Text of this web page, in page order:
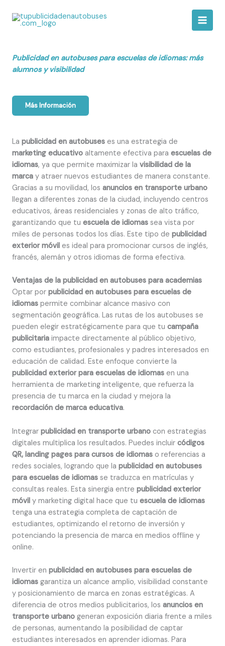
contenido
Publicidad en autobuses para escuelas de idiomas: más
alumnos y visibilidad
Más Información
La publicidad en autobuses es una estrategia de
marketing educativo altamente efectiva para escuelas de
idiomas, ya que permite maximizar la visibilidad de la
marca y atraer nuevos estudiantes de manera constante.
Gracias a su movilidad, los anuncios en transporte urbano
llegan a diferentes zonas de la ciudad, incluyendo centros
educativos, áreas residenciales y zonas de alto tráfico,
garantizando que tu escuela de idiomas sea vista por
miles de personas todos los días. Este tipo de publicidad
exterior móvil es ideal para promocionar cursos de inglés,
francés, alemán y otros idiomas de forma efectiva.
Ventajas de la publicidad en autobuses para academias
Optar por publicidad en autobuses para escuelas de
idiomas permite combinar alcance masivo con
segmentación geográfica. Las rutas de los autobuses se
pueden elegir estratégicamente para que tu campaña
publicitaria impacte directamente al público objetivo,
como estudiantes, profesionales y padres interesados en
educación de calidad. Este enfoque convierte la
publicidad exterior para escuelas de idiomas en una
herramienta de marketing inteligente, que refuerza la
presencia de tu marca en la ciudad y mejora la
recordación de marca educativa.
Integrar publicidad en transporte urbano con estrategias
digitales multiplica los resultados. Puedes incluir códigos
QR, landing pages para cursos de idiomas o referencias a
redes sociales, logrando que la publicidad en autobuses
para escuelas de idiomas se traduzca en matrículas y
consultas reales. Esta sinergia entre publicidad exterior
móvil y marketing digital hace que tu escuela de idiomas
tenga una estrategia completa de captación de
estudiantes, optimizando el retorno de inversión y
potenciando la presencia de marca en medios offline y
online.
Invertir en publicidad en autobuses para escuelas de
idiomas garantiza un alcance amplio, visibilidad constante
y posicionamiento de marca en zonas estratégicas. A
diferencia de otros medios publicitarios, los anuncios en
transporte urbano generan exposición diaria frente a miles
de personas, aumentando la posibilidad de captar
estudiantes interesados en aprender idiomas. Para